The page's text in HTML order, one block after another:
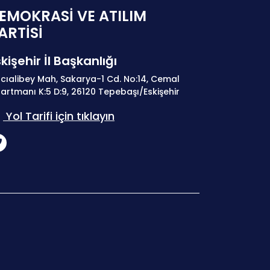
VE ATILIM
İl Başkanlığı
Mah, Sakarya-1 Cd. No:14, Cemal
K:5 D:9, 26120 Tepebaşı/Eskişehir
Yol Tarifi için tıklayın